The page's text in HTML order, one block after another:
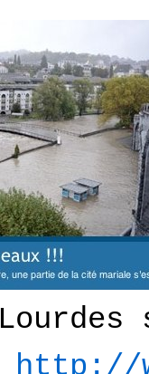
Lourdes
http://